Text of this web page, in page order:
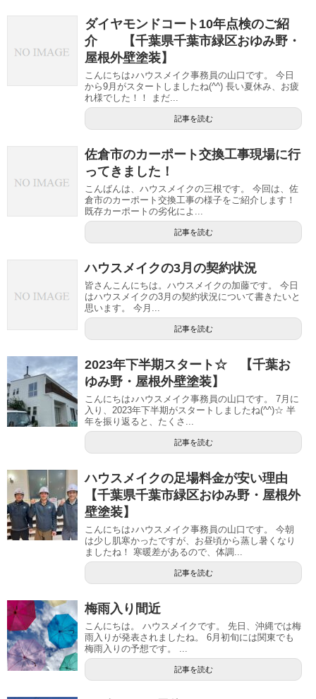
ダイヤモンドコート10年点検のご紹
介 【千葉県千葉市緑区おゆみ野・
屋根外壁塗装】
こんにちは♪ハウスメイク事務員の山口です。 今日
から9月がスタートしましたね(^^) 長い夏休み、お疲
れ様でした！！ まだ...
記事を読む
佐倉市のカーポート交換工事現場に行
ってきました！
こんばんは、ハウスメイクの三根です。 今回は、佐
倉市のカーポート交換工事の様子をご紹介します！
既存カーポートの劣化によ...
記事を読む
ハウスメイクの3月の契約状況
皆さんこんにちは。ハウスメイクの加藤です。 今日
はハウスメイクの3月の契約状況について書きたいと
思います。 今月...
記事を読む
2023年下半期スタート☆ 【千葉お
ゆみ野・屋根外壁塗装】
こんにちは♪ハウスメイク事務員の山口です。 7月に
入り、2023年下半期がスタートしましたね(^^)☆ 半
年を振り返ると、たくさ...
記事を読む
ハウスメイクの足場料金が安い理由
【千葉県千葉市緑区おゆみ野・屋根外
壁塗装】
こんにちは♪ハウスメイク事務員の山口です。 今朝
は少し肌寒かったですが、お昼頃から蒸し暑くなり
ましたね！ 寒暖差があるので、体調...
記事を読む
梅雨入り間近
こんにちは。 ハウスメイクです。 先日、沖縄では梅
雨入りが発表されましたね。 6月初旬には関東でも
梅雨入りの予想です。 ...
記事を読む